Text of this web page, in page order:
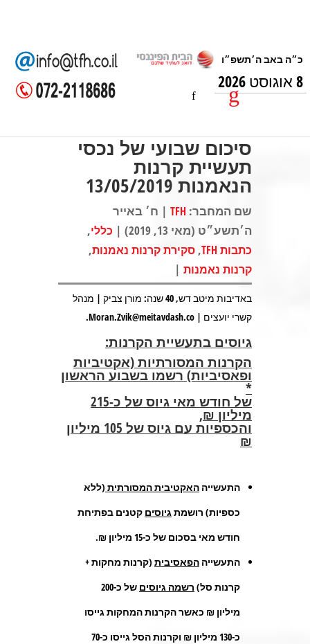
8 אוגוסט 2026
סיכום שבועי של נכסי
תעשיית קרנות
הנאמנות 13/05/2019
שם המחבר: TFH | ח׳ באייר
ה׳תשע״ט (מאי 13, 2019) |
כללי,
כתבות TFH , סקירת קרנות נאמנות,
קרנות נאמנות |
באדיבות מיטב דש, 40 שנה: מורן צביק | מנהל
קשרי יועצים | Moran.Zvik@meitavdash.co.
גיוסים בתעשיית הקרנות:
הקרנות המסורתיות (אקטיביות
ופאסיביות) רשמו בשבוע הראשון
*
של חודש מאי גיוס של כ-215
מיליון ₪,
והכספיות עם גיוס של 105 מיליון
₪
התעשייה האקטיבית המסורתית (ללא
כספיות) רושמת גיוסים קטנים בפתיחת
חודש מאי בסכום של כ-15 מיליון ₪.
התעשייה הפאסיבית (קרנות מחקות +
קרנות סל) רשמה גיוסים
של כ-200
מיליון ₪ כאשר הקרנות המחקות גייסו
כ-130 מיליון ₪ וקרנות הסל גייסו כ-70